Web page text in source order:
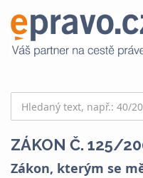
ZÁKON Č. 125/
Zákon, kterým se